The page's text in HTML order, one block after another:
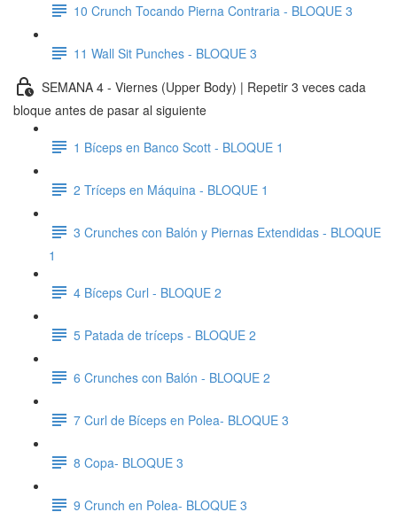
10 Crunch Tocando Pierna Contraria - BLOQUE 3
11 Wall Sit Punches - BLOQUE 3
SEMANA 4 - Viernes (Upper Body) | Repetir 3 veces cada
bloque antes de pasar al siguiente
1 Bíceps en Banco Scott - BLOQUE 1
2 Tríceps en Máquina - BLOQUE 1
3 Crunches con Balón y Piernas Extendidas - BLOQUE
1
4 Bíceps Curl - BLOQUE 2
5 Patada de tríceps - BLOQUE 2
6 Crunches con Balón - BLOQUE 2
7 Curl de Bíceps en Polea- BLOQUE 3
8 Copa- BLOQUE 3
9 Crunch en Polea- BLOQUE 3